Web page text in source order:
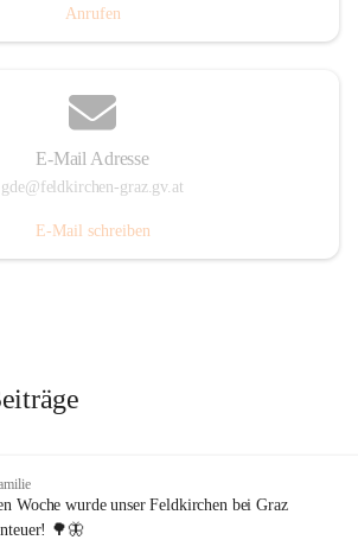
Anrufen
E-Mail Adresse
gde@feldkirchen-graz.gv.at
E-Mail schreiben
Woche wurde unser Feldkirchen bei Graz
🌳🦋